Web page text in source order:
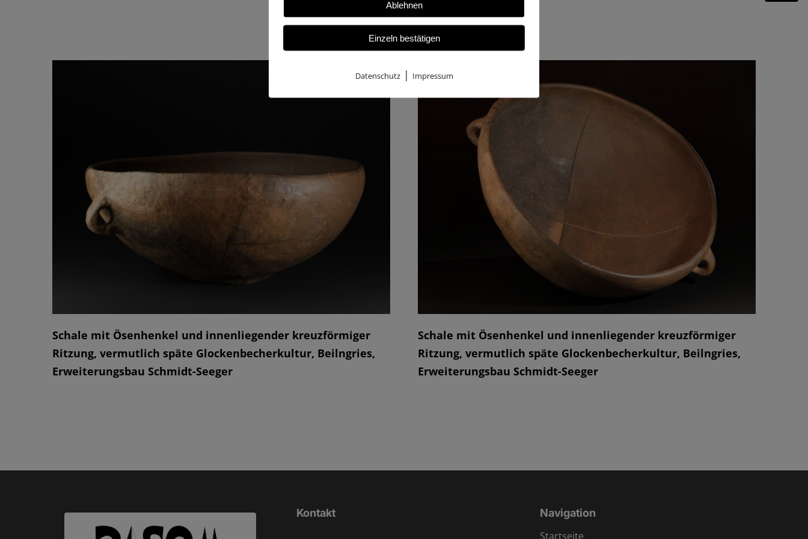
Schale mit Ösenhenkel und innenliegender kreuzförmiger
Ritzung, vermutlich späte Glockenbecherkultur, Beilngries,
Erweiterungsbau Schmidt-Seeger
Schale mit Ösenhenkel und innenliegender kreuzförmiger
Ritzung, vermutlich späte Glockenbecherkultur, Beilngries,
Erweiterungsbau Schmidt-Seeger
Kontakt Navigation
Startseite
Ablehnen
Einzeln bestätigen
Datenschutz| Impressum